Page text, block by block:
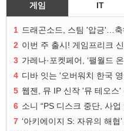
게임 IT
1 드래곤소드, 스팀 '압긍'…
2 이번 주 출시! 게임프리크
3 가레나·포켓페어, ‘팰월드
4 디바 잇는 '오버워치 한국
5 웹젠, 뮤 IP 신작 '뮤 테오스'
6 소니 “PS 디스크 중단, 사업
7 ‘아키에이지 S: 자유의 해